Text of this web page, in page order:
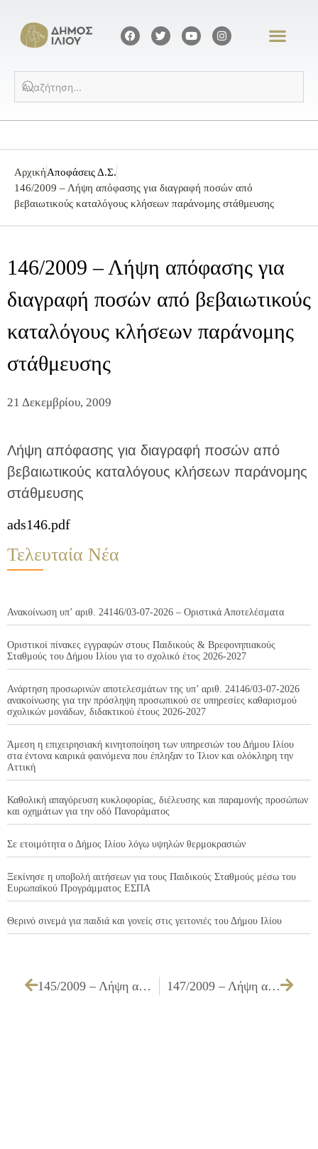
ΑρχικήΑποφάσεις Δ.Σ.
146/2009 – Λήψη απόφασης για διαγραφή ποσών από
βεβαιωτικούς καταλόγους κλήσεων παράνομης στάθμευσης
146/2009 – Λήψη απόφασης για
διαγραφή ποσών από βεβαιωτικούς
καταλόγους κλήσεων παράνομης
στάθμευσης
21 Δεκεμβρίου, 2009
Λήψη απόφασης για διαγραφή ποσών από
βεβαιωτικούς καταλόγους κλήσεων παράνομης
στάθμευσης
ads146.pdf
Τελευταία Νέα
Ανακοίνωση υπ’ αριθ. 24146/03-07-2026 – Οριστικά Αποτελέσματα
Οριστικοί πίνακες εγγραφών στους Παιδικούς & Βρεφονηπιακούς
Σταθμούς του Δήμου Ιλίου για το σχολικό έτος 2026-2027
Ανάρτηση προσωρινών αποτελεσμάτων της υπ’ αριθ. 24146/03-07-2026
ανακοίνωσης για την πρόσληψη προσωπικού σε υπηρεσίες καθαρισμού
σχολικών μονάδων, διδακτικού έτους 2026-2027
Άμεση η επιχειρησιακή κινητοποίηση των υπηρεσιών του Δήμου Ιλίου
στα έντονα καιρικά φαινόμενα που έπληξαν το Ίλιον και ολόκληρη την
Αττική
Καθολική απαγόρευση κυκλοφορίας, διέλευσης και παραμονής προσώπων
και οχημάτων για την οδό Πανοράματος
Σε ετοιμότητα ο Δήμος Ιλίου λόγω υψηλών θερμοκρασιών
Ξεκίνησε η υποβολή αιτήσεων για τους Παιδικούς Σταθμούς μέσω του
Ευρωπαϊκού Προγράμματος ΕΣΠΑ
Θερινό σινεμά για παιδιά και γονείς στις γειτονιές του Δήμου Ιλίου
145/2009 – Λήψη απόφασης για συγκρότηση Επιτροπής Διαγωνισμού & Επιτροπής Παρακολούθησης για το έργο με τίτλο : «ΑΝΑΠΤΥΞΗ ΕΥΡΥΖΩΝΙΚΟΥ ΔΙΚΤΥΟΥ ΠΑΡΟΧΗΣ ΑΣΥΡΜΑΤΗΣ ΠΡΟΣΒΑΣΗΣ ΜΕΣΩ WI – FI SPOTS» 147/2009 – Λήψη απόφασης για επιστροφή ποσού 75,00 €